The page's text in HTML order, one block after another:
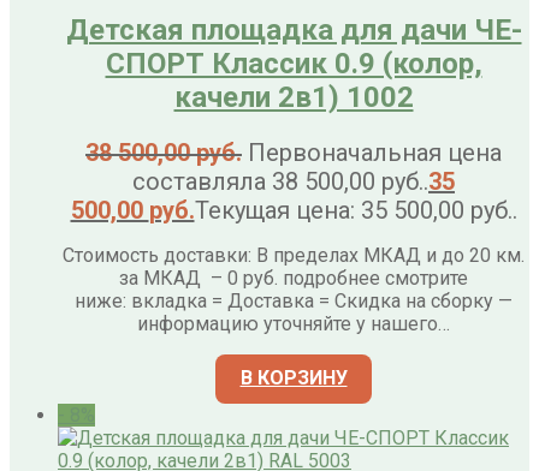
Детская площадка для дачи ЧЕ-
СПОРТ Классик 0.9 (колор,
качели 2в1) 1002
38 500,00руб. Первоначальная цена
составляла 38 500,00 руб..35
500,00 руб.Текущая цена: 35 500,00 руб..
Стоимость доставки: В пределах МКАД и до 20 км.
за МКАД – 0 руб. подробнее смотрите
ниже: вкладка = Доставка = Скидка на сборку —
информацию уточняйте у нашего…
В КОРЗИНУ